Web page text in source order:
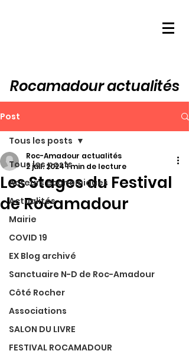
Rocamadour actualités
Post
Tous les posts
Acteurs économiques
Actualités
Mairie
COVID 19
EX Blog archivé
Sanctuaire N-D de Roc-Amadour
Côté Rocher
Associations
SALON DU LIVRE
FESTIVAL ROCAMADOUR
Tous les posts
Les Stages du Festival
de Rocamadour
Roc-Amadour actualités
2 juil. 2024 1 min de lecture